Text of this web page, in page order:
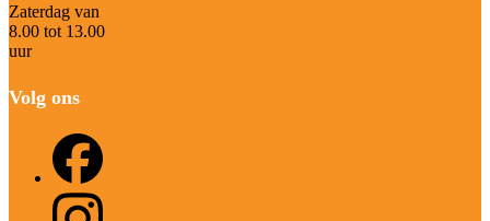
Zaterdag van
8.00 tot 13.00
uur
Volg ons
Instagram